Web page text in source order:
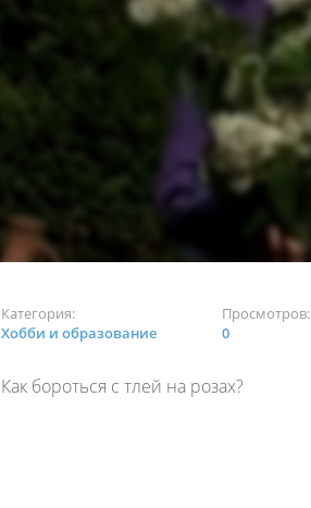
Категория:
Хобби и образование
Просмотров:
0
Как бороться с тлей на розах?